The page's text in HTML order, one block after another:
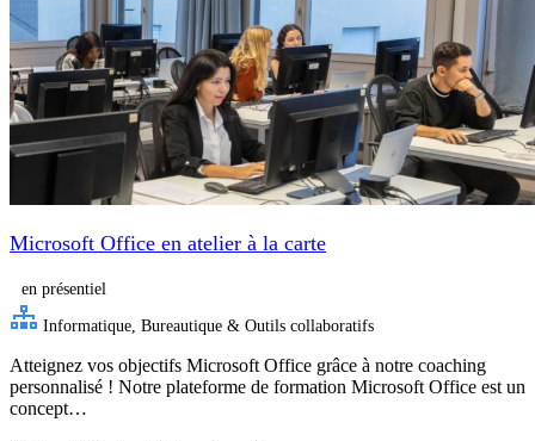
Microsoft Office en atelier à la carte
en présentiel
Informatique, Bureautique & Outils collaboratifs
Atteignez vos objectifs Microsoft Office grâce à notre coaching
personnalisé ! Notre plateforme de formation Microsoft Office est un
concept…